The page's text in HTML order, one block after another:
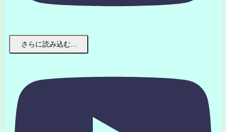
さらに読み込む...